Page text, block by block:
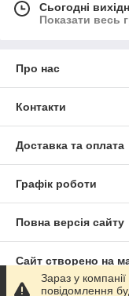
Сьогодні
Показати весь
Про нас
Контакти
Доставка та оплата
Графік роботи
Повна версія сайту
Сайт створено на
Зараз у
повідомлення